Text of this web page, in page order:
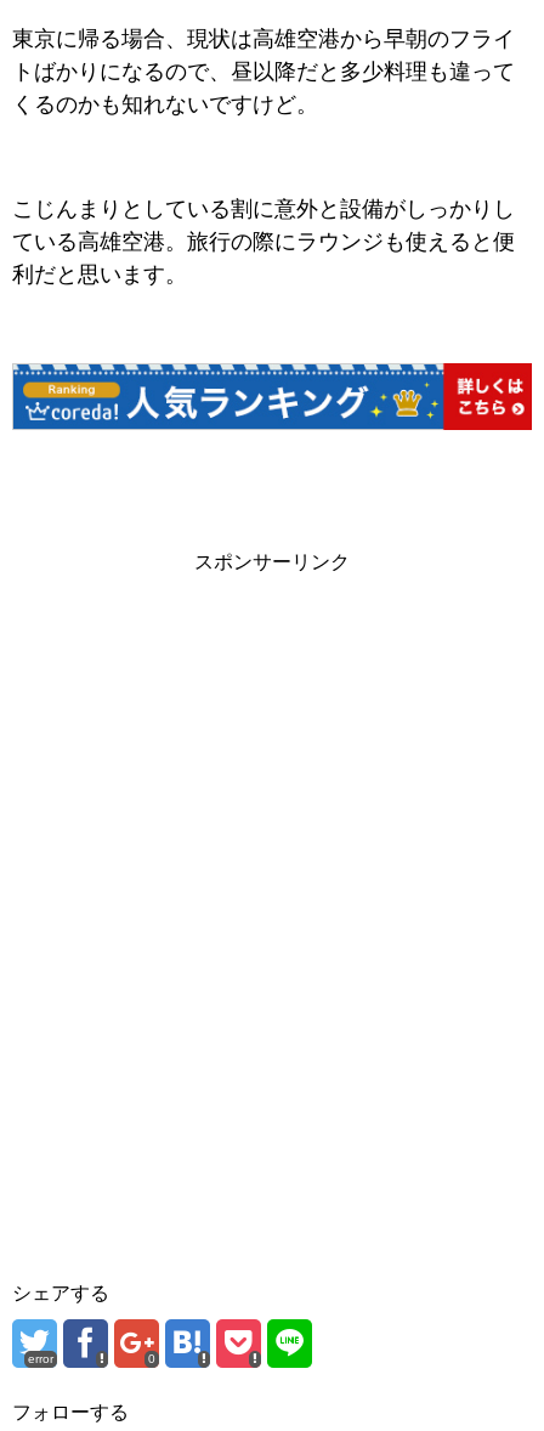
東京に帰る場合、現状は高雄空港から早朝のフライ
トばかりになるので、昼以降だと多少料理も違って
くるのかも知れないですけど。
こじんまりとしている割に意外と設備がしっかりし
ている高雄空港。旅行の際にラウンジも使えると便
利だと思います。
スポンサーリンク
シェアする
error 0
フォローする